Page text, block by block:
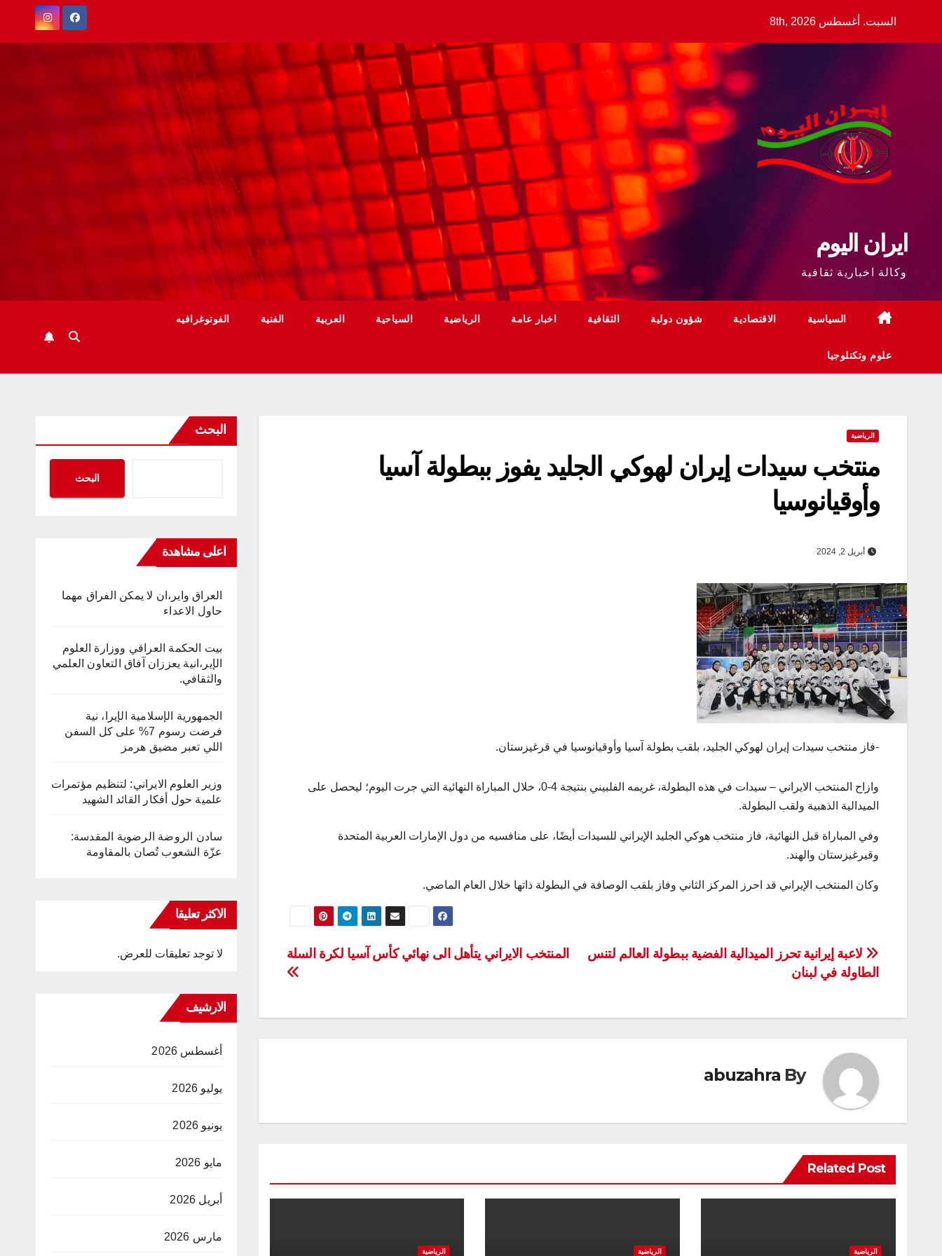
السبت. أغسطس 8th, 2026
ايران اليوم
وكالة اخبارية ثقافية
السياسية الاقتصادية شؤون دولية الثقافية اخبار عامة الرياضية السياحية العربية الفنية الفوتوغرافيه
علوم وتكنلوجيا
الرياضية
منتخب سيدات إيران لهوكي الجليد یفوز ببطولة آسيا
وأوقيانوسيا
أبريل 2, 2024
-فاز منتخب سيدات إيران لهوكي الجليد، بلقب بطولة آسيا وأوقيانوسيا في قرغيزستان.
وازاح المنتخب الايراني – سيدات في هذه البطولة، غريمه الفلبيني بنتيجة 4-0، خلال المباراة النهائية التي جرت اليوم؛ ليحصل على
الميدالية الذهبية ولقب البطولة.
وفي المباراة قبل النهائية، فاز منتخب هوكي الجليد الإيراني للسيدات أيضًا، على منافسيه من دول الإمارات العربية المتحدة
وقيرغيزستان والهند.
وكان المنتخب الإيراني قد احرز المركز الثاني وفاز بلقب الوصافة في البطولة ذاتها خلال العام الماضي.
تصفّح
المقالات
المنتخب الايراني يتأهل الى نهائي كأس آسيا لكرة السلة
لاعبة إيرانية تحرز الميدالية الفضية ببطولة العالم لتنس
الطاولة في لبنان
By
abuzahra
Related Post
الرياضية الرياضية الرياضية
البحث
البحث
اعلى مشاهدة
العراق واير،ان لا يمكن الفراق مهما
حاول الاعداء
بيت الحكمة العراقي ووزارة العلوم
الإير،انية يعززان آفاق التعاون العلمي
والثقافي.
الجمهورية الإسلامية الإيرا، نية
فرضت رسوم 7% على كل السفن
اللي تعبر مضيق هرمز
وزير العلوم الايراني: لتنظيم مؤتمرات
علمية حول أفكار القائد الشهيد
سادن الروضة الرضوية المقدسة:
عزّة الشعوب تُصان بالمقاومة
الاكثر تعليقا
لا توجد تعليقات للعرض.
الارشيف
أغسطس 2026
يوليو 2026
يونيو 2026
مايو 2026
أبريل 2026
مارس 2026